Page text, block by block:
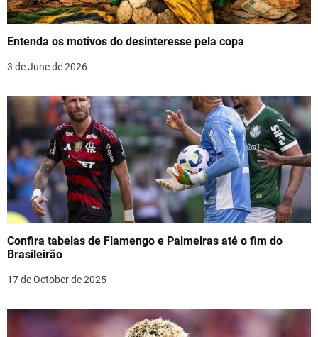
t
n
Entenda os motivos do desinteresse pela copa
3 de June de 2026
Confira tabelas de Flamengo e Palmeiras até o fim do
Brasileirão
17 de October de 2025